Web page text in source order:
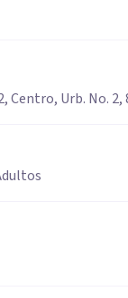
Centro, Urb. No. 2,